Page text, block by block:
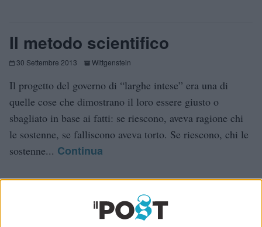
Il metodo scientifico
30 Settembre 2013 Wittgenstein
Il progetto del governo di “larghe intese” era una di
quelle cose che dimostrano il loro essere giusto o
sbagliato in base ai fatti: se riescono, aveva ragione chi
le sostenne, se falliscono aveva torto. Se riescono, chi le
sostenne... Continua
Tutto come previsto, fin qui
Wittgenstein